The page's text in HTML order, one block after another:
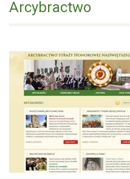
Arcybractwo